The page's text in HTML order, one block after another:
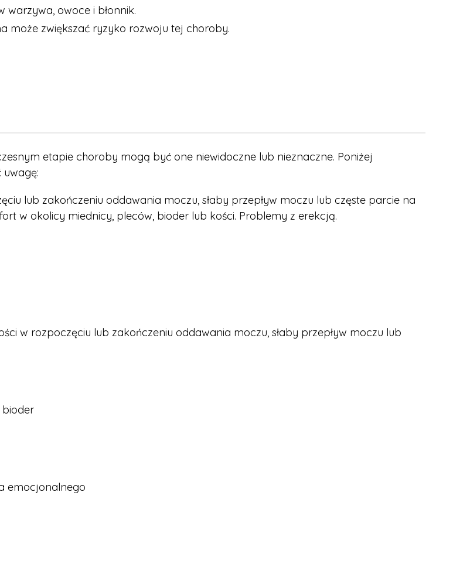
warzywa, owoce i błonnik.
może zwiększać ryzyko rozwoju tej choroby.
etapie choroby mogą być one niewidoczne lub nieznaczne. Poniżej
lub zakończeniu oddawania moczu, słaby przepływ moczu lub częste parcie na
w okolicy miednicy, pleców, bioder lub kości. Problemy z erekcją.
w rozpoczęciu lub zakończeniu oddawania moczu, słaby przepływ moczu lub
bioder
emocjonalnego